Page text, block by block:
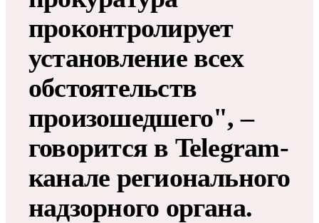
проконтролирует
установление всех
обстоятельств
произошедшего", –
говорится в Telegram-
канале регионального
надзорного органа.